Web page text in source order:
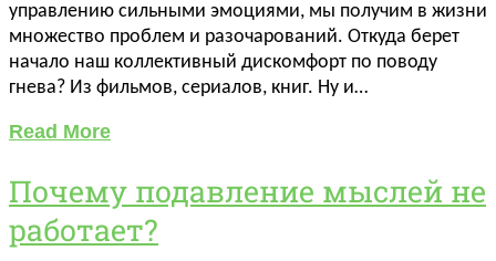
управлению сильными эмоциями, мы получим в жизни
множество проблем и разочарований. Откуда берет
начало наш коллективный дискомфорт по поводу
гнева? Из фильмов, сериалов, книг. Ну и…
Read More
Почему подавление мыслей не
работает?